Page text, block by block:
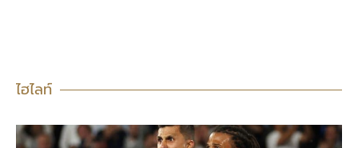
ไฮไลท์